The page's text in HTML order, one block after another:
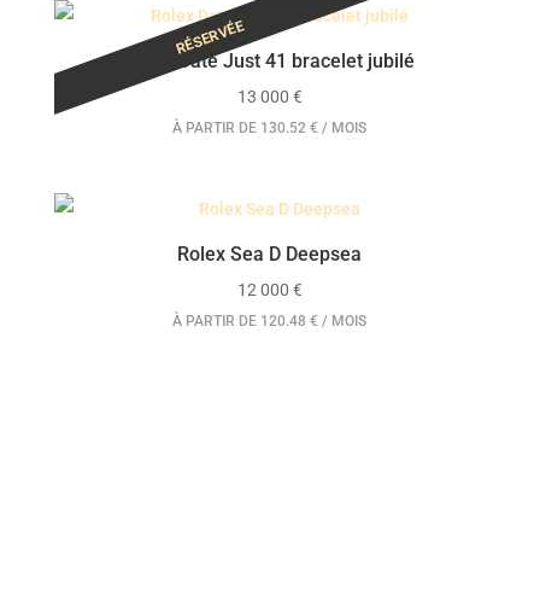
RÉSERVÉE
Rolex Date Just 41 bracelet jubilé
13 000 €
À PARTIR DE 130.52 € / MOIS
Rolex Sea D Deepsea
12 000 €
À PARTIR DE 120.48 € / MOIS